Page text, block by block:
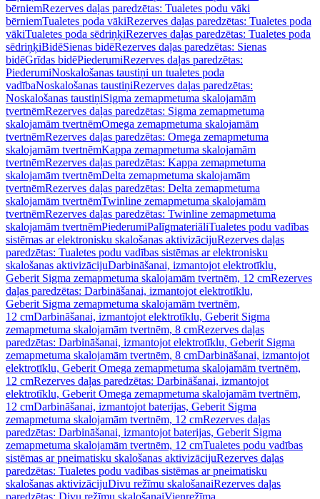
bērniemRezerves daļas paredzētas: Tualetes podu vāki
bērniemTualetes poda vākiRezerves daļas paredzētas: Tualetes poda
vākiTualetes poda sēdriņķiRezerves daļas paredzētas: Tualetes poda
sēdriņķiBidēSienas bidēRezerves daļas paredzētas: Sienas
bidēGrīdas bidēPiederumiRezerves daļas paredzētas:
PiederumiNoskalošanas taustiņi un tualetes poda
vadībaNoskalošanas taustiņiRezerves daļas paredzētas:
Noskalošanas taustiņiSigma zemapmetuma skalojamām
tvertnēmRezerves daļas paredzētas: Sigma zemapmetuma
skalojamām tvertnēmOmega zemapmetuma skalojamām
tvertnēmRezerves daļas paredzētas: Omega zemapmetuma
skalojamām tvertnēmKappa zemapmetuma skalojamām
tvertnēmRezerves daļas paredzētas: Kappa zemapmetuma
skalojamām tvertnēmDelta zemapmetuma skalojamām
tvertnēmRezerves daļas paredzētas: Delta zemapmetuma
skalojamām tvertnēmTwinline zemapmetuma skalojamām
tvertnēmRezerves daļas paredzētas: Twinline zemapmetuma
skalojamām tvertnēmPiederumiPalīgmateriāliTualetes podu vadības
sistēmas ar elektronisku skalošanas aktivizācijuRezerves daļas
paredzētas: Tualetes podu vadības sistēmas ar elektronisku
skalošanas aktivizācijuDarbināšanai, izmantojot elektrotīklu,
Geberit Sigma zemapmetuma skalojamām tvertnēm, 12 cmRezerves
daļas paredzētas: Darbināšanai, izmantojot elektrotīklu,
Geberit Sigma zemapmetuma skalojamām tvertnēm,
12 cmDarbināšanai, izmantojot elektrotīklu, Geberit Sigma
zemapmetuma skalojamām tvertnēm, 8 cmRezerves daļas
paredzētas: Darbināšanai, izmantojot elektrotīklu, Geberit Sigma
zemapmetuma skalojamām tvertnēm, 8 cmDarbināšanai, izmantojot
elektrotīklu, Geberit Omega zemapmetuma skalojamām tvertnēm,
12 cmRezerves daļas paredzētas: Darbināšanai, izmantojot
elektrotīklu, Geberit Omega zemapmetuma skalojamām tvertnēm,
12 cmDarbināšanai, izmantojot baterijas, Geberit Sigma
zemapmetuma skalojamām tvertnēm, 12 cmRezerves daļas
paredzētas: Darbināšanai, izmantojot baterijas, Geberit Sigma
zemapmetuma skalojamām tvertnēm, 12 cmTualetes podu vadības
sistēmas ar pneimatisku skalošanas aktivizācijuRezerves daļas
paredzētas: Tualetes podu vadības sistēmas ar pneimatisku
skalošanas aktivizācijuDivu režīmu skalošanaiRezerves daļas
paredzētas: Divu režīmu skalošanaiVienrežīma